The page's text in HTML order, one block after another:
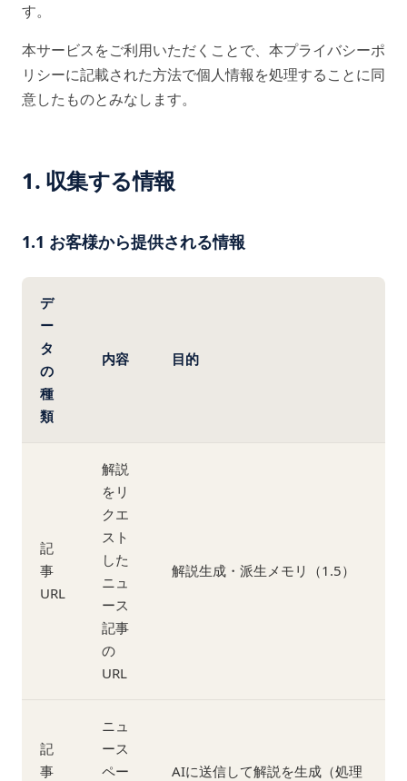
す。
本サービスをご利用いただくことで、本プライバシーポ
リシーに記載された方法で個人情報を処理することに同
意したものとみなします。
1. 収集する情報
1.1 お客様から提供される情報
デ
ー
タ
の
種
類
内容 目的
記
事
URL
解説
をリ
クエ
スト
した
ニュ
ース
記事
の
URL
解説生成・派生メモリ（1.5）
記
事
ニュ
ース
ペー
AIに送信して解説を生成（処理